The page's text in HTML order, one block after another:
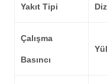
Yakıt Tipi
Çalışma
Basıncı